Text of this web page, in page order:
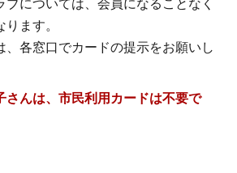
ブについては、会員になることなく
ます。
、各窓口でカードの提示をお願いし
んは、市民利用カードは不要で